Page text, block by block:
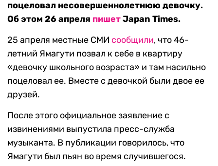
поцеловал несовершеннолетнюю девочку.
Об этом 26 апреля пишетJapan Times.
25 апреля местные СМИ сообщили, что 46-
летний Ямагути позвал к себе в квартиру
«девочку школьного возраста» и там насильно
поцеловал ее. Вместе с девочкой были двое ее
друзей.
После этого официальное заявление с
извинениями выпустила пресс-служба
музыканта. В публикации говорилось, что
Ямагути был пьян во время случившегося.